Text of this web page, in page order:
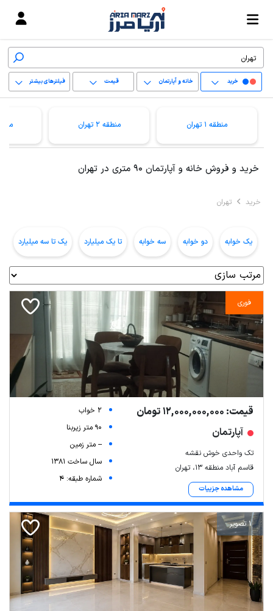
خرید خانه و آپارتمان قیمت فیلترهای بیشتر
منطقه 1 تهران منطقه 2 تهران منطقه
خرید و فروش خانه و آپارتمان 90 متری در تهران
خرید تهران
یک خوابه دو خوابه سه خوابه تا یک میلیارد یک تا سه میلیارد
فوری
قیمت: 12,000,000,000 تومان
آپارتمان
تک واحدی خوش نقشه
قاسم آباد منطقه 13، تهران
مشاهده جزییات
2 خواب
90 متر زیربنا
-- متر زمین
سال ساخت 1381
شماره طبقه: 4
1 تصویر